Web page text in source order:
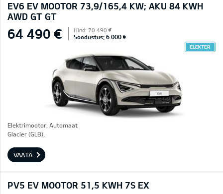
EV6 EV MOOTOR 73,9/165,4 KW; AKU 84 KWH
AWD GT GT
64 490 € Hind: 70 490 €
Soodustus: 6 000 €
ELEKTER
Elektrimootor, Automaat
Glacier (GLB),
VAATA
PV5 EV MOOTOR 51,5 KWH 7S EX